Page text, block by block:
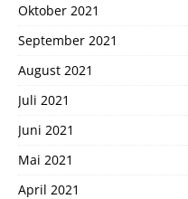
Oktober 2021
September 2021
August 2021
Juli 2021
Juni 2021
Mai 2021
April 2021